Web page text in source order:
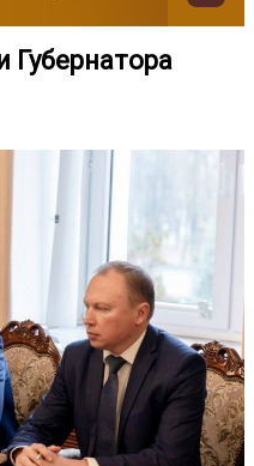
Губернатора